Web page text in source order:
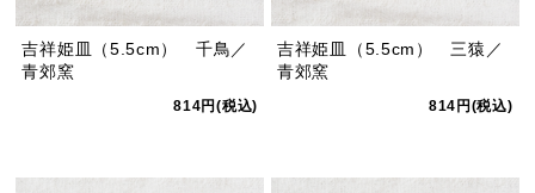
吉祥姫皿（5.5cm） 千鳥／
青郊窯
814円(税込)
吉祥姫皿（5.5cm） 三猿／
青郊窯
814円(税込)